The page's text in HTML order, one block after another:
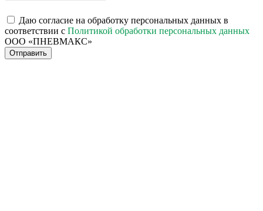
Даю согласие на обработку персональных данных в
соответствии с Политикой обработки персональных данных
ООО «ПНЕВМАКС»
Отправить